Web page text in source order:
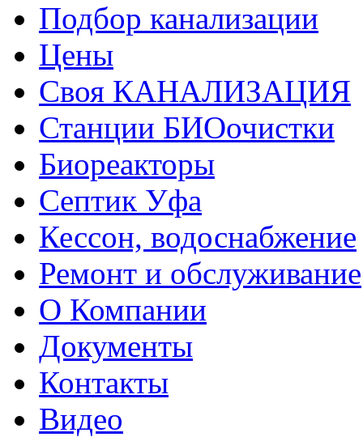
Подбор канализации
Цены
Своя КАНАЛИЗАЦИЯ
Станции БИОочистки
Биореакторы
Септик Уфа
Кессон, водоснабжение
Ремонт и обслуживание
О Компании
Документы
Контакты
Видео